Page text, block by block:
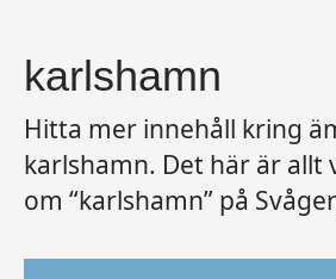
karlshamn
Hitta mer innehåll kring
karlshamn. Det här är allt
om “karlshamn” på